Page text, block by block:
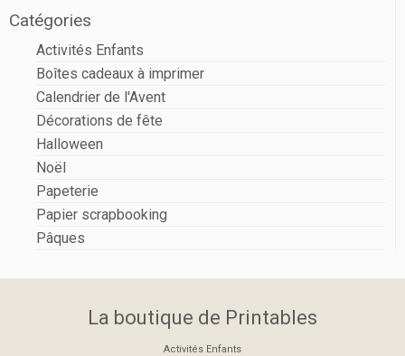
Catégories
Activités Enfants
Boîtes cadeaux à imprimer
Calendrier de l'Avent
Décorations de fête
Halloween
Noël
Papeterie
Papier scrapbooking
Pâques
La boutique de Printables
Activités Enfants